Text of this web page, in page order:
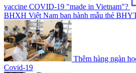
vaccine COVID-19 "made in Vietnam"?
BHXH Việt Nam ban hành mẫu thẻ
Thêm hàng ngàn
Covid-19